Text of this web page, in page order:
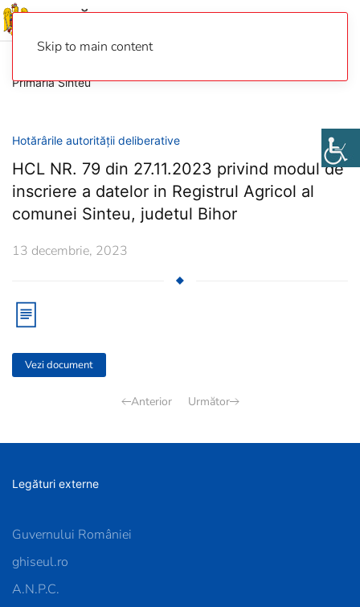
Skip to main content
Primaria Sinteu
Hotărârile autorității deliberative
HCL NR. 79 din 27.11.2023 privind modul de
inscriere a datelor in Registrul Agricol al
comunei Sinteu, judetul Bihor
13 decembrie, 2023
Vezi document
Anterior Următor
Legături externe
Guvernului României
ghiseul.ro
A.N.P.C.